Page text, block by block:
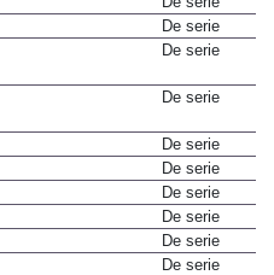
De serie
De serie
De serie
De serie
De serie
De serie
De serie
De serie
De serie